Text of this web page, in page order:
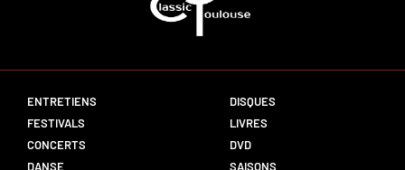
ENTRETIENS
FESTIVALS
CONCERTS
DANSE
DISQUES
LIVRES
DVD
SAISONS